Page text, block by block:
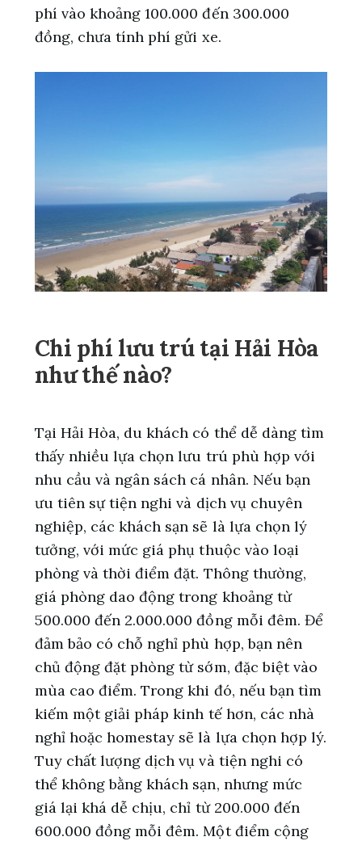
phí vào khoảng 100.000 đến 300.000
đồng, chưa tính phí gửi xe.
Chi phí lưu trú tại Hải Hòa
như thế nào?
Tại Hải Hòa, du khách có thể dễ dàng tìm
thấy nhiều lựa chọn lưu trú phù hợp với
nhu cầu và ngân sách cá nhân. Nếu bạn
ưu tiên sự tiện nghi và dịch vụ chuyên
nghiệp, các khách sạn sẽ là lựa chọn lý
tưởng, với mức giá phụ thuộc vào loại
phòng và thời điểm đặt. Thông thường,
giá phòng dao động trong khoảng từ
500.000 đến 2.000.000 đồng mỗi đêm. Để
đảm bảo có chỗ nghỉ phù hợp, bạn nên
chủ động đặt phòng từ sớm, đặc biệt vào
mùa cao điểm. Trong khi đó, nếu bạn tìm
kiếm một giải pháp kinh tế hơn, các nhà
nghỉ hoặc homestay sẽ là lựa chọn hợp lý.
Tuy chất lượng dịch vụ và tiện nghi có
thể không bằng khách sạn, nhưng mức
giá lại khá dễ chịu, chỉ từ 200.000 đến
600.000 đồng mỗi đêm. Một điểm cộng